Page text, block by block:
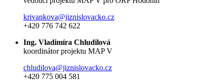
krivankova@jiznislovacko.cz
+420 776 742 622
Ing. Vladimíra Chludilová
koordinátor projektu MAP V
chludilova@jiznislovacko.cz
+420 775 004 581